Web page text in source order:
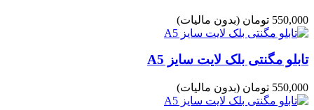
550,000 تومان (بدون مالیات)
تابلو مگنتی بلک لایت سایز A5
550,000 تومان (بدون مالیات)